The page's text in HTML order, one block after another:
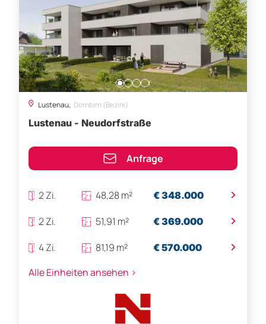
Lustenau, Dornbirn (Bezirk)
Lustenau - Neudorfstraße
Anfrage
2 Zi. 48,28 m² € 348.000 >
2 Zi. 51,91 m² € 369.000 >
4 Zi. 81,19 m² € 570.000 >
Alle Einheiten ansehen >